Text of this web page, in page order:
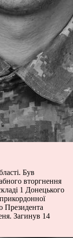
Був
вторгнення
1 Донецького
Президента
Загинув 14